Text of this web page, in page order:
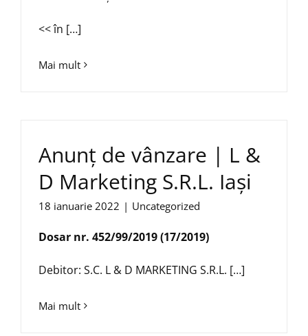
<< în […]
Mai mult
Anunț de vânzare | L &
D Marketing S.R.L. Iași
18 ianuarie 2022 | Uncategorized
Dosar nr. 452/99/2019 (17/2019)
Debitor: S.C. L & D MARKETING S.R.L. […]
Mai mult